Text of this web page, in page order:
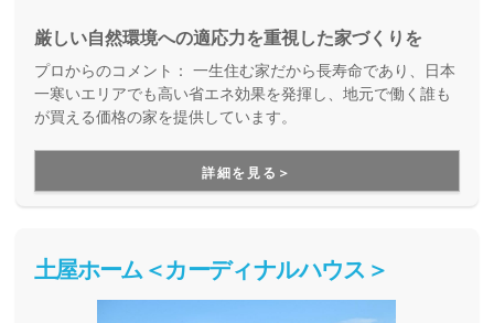
厳しい自然環境への適応力を重視した家づくりを
プロからのコメント：
一寒いエリアでも高い省エネ効果を発揮し、地元で働く誰も
が買える価格の家を提供しています。
詳細を見る＞
土屋ホーム＜カーディナルハウス＞